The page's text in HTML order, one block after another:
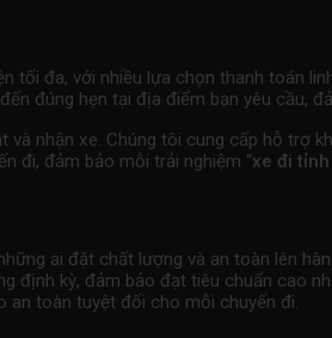
đa, với nhiều lựa chọn thanh toán
đúng hẹn tại địa điểm bạn yêu cầu,
và nhận xe. Chúng tôi cung cấp hỗ
đi, đảm bảo mỗi trải nghiệm “xe đi
ai đặt chất lượng và an toàn lên
định kỳ, đảm bảo đạt tiêu chuẩn cao
an toàn tuyệt đối cho mỗi chuyến đi.